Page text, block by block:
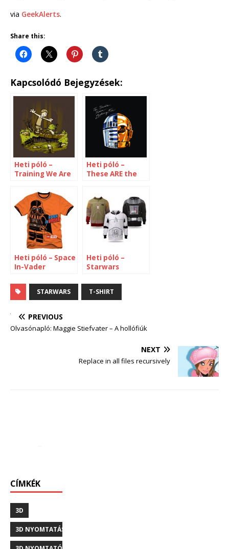
via GeekAlerts.
Share this:
Kapcsolódó Bejegyzések:
Heti póló –
Training We Are
Heti póló –
These ARE the
Heti póló – Space
In-Vader
Heti póló –
Starwars
STARWARS T-SHIRT
PREVIOUS
Olvasónapló: Maggie Stiefvater – A hollófiúk
NEXT
Replace in all files recursively
CÍMKÉK
3D
3D NYOMTATÁS